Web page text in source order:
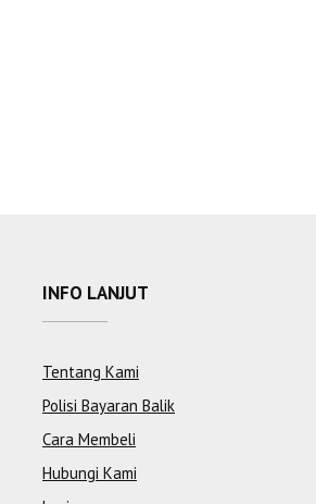
INFO LANJUT
Tentang Kami
Polisi Bayaran Balik
Cara Membeli
Hubungi Kami